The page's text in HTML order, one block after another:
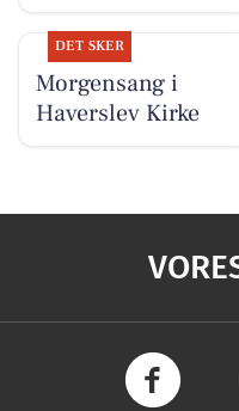
DET SKER
Morgensang i
Haverslev Kirke